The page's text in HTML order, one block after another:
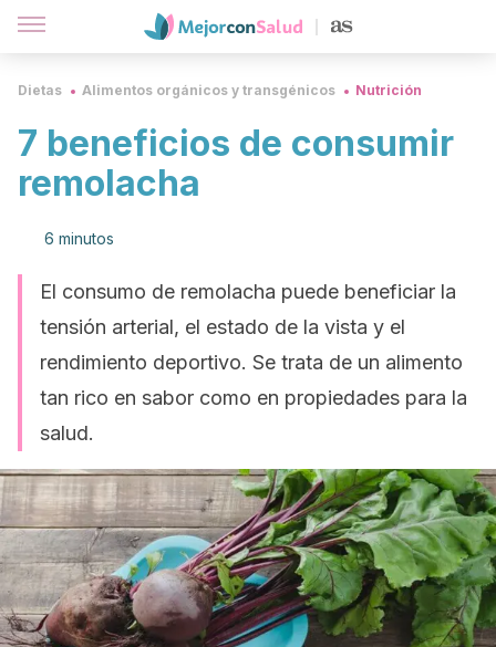
Dietas Alimentos orgánicos y transgénicos Nutrición
7 beneficios de consumir
remolacha
6 minutos
El consumo de remolacha puede beneficiar la
tensión arterial, el estado de la vista y el
rendimiento deportivo. Se trata de un alimento
tan rico en sabor como en propiedades para la
salud.